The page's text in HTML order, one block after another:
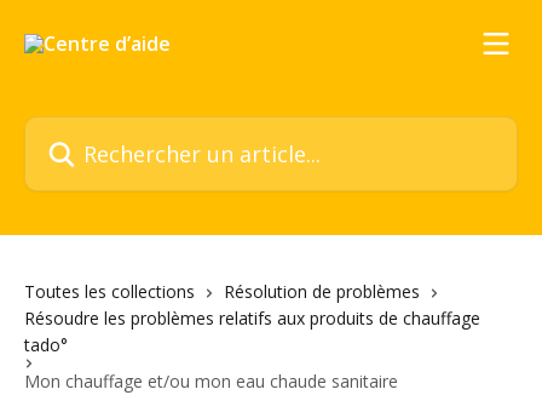
Rechercher un article...
Toutes les collections
Résolution de problèmes
Résoudre les problèmes relatifs aux produits de chauffage
tado°
Mon chauffage et/ou mon eau chaude sanitaire